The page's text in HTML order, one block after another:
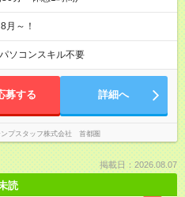
～！
パソコンスキル不要
募する 詳細へ
ンプスタッフ株式会社 首都圏
掲載日：2026.08.07
読